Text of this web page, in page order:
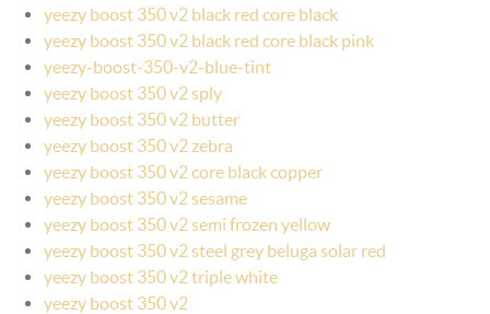
yeezy boost 350 v2 black red core black
yeezy boost 350 v2 black red core black pink
yeezy-boost-350-v2-blue-tint
yeezy boost 350 v2 sply
yeezy boost 350 v2 butter
yeezy boost 350 v2 zebra
yeezy boost 350 v2 core black copper
yeezy boost 350 v2 sesame
yeezy boost 350 v2 semi frozen yellow
yeezy boost 350 v2 steel grey beluga solar red
yeezy boost 350 v2 triple white
yeezy boost 350 v2